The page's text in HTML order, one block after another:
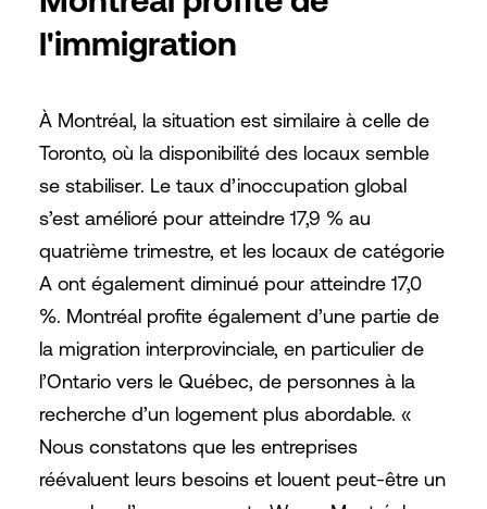
l'immigration
À Montréal, la situation est similaire à celle de
Toronto, où la disponibilité des locaux semble
se stabiliser. Le taux d’inoccupation global
s’est amélioré pour atteindre 17,9 % au
quatrième trimestre, et les locaux de catégorie
A ont également diminué pour atteindre 17,0
%. Montréal profite également d’une partie de
la migration interprovinciale, en particulier de
l’Ontario vers le Québec, de personnes à la
recherche d’un logement plus abordable. «
Nous constatons que les entreprises
réévaluent leurs besoins et louent peut-être un